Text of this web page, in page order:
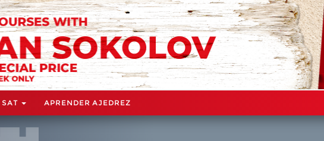
SAT APRENDER AJEDREZ